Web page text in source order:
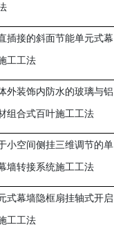
插接的斜面节能单元式幕
工工法
外装饰内防水的玻璃与铝
组合式百叶施工工法
小空间侧挂三维调节的单
墙转接系统施工工法
式幕墙隐框扇挂轴式开启
工工法